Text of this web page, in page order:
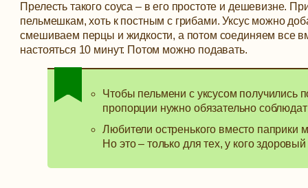
Прелесть такого соуса – в его простоте и дешевизне.
пельмешкам, хоть к постным с грибами. Уксус можно
смешиваем перцы и жидкости, а потом соединяем все
настояться 10 минут. Потом можно подавать.
Чтобы пельмени с уксусом
пропорции нужно обязательно
Любители остренького вместо паприки
Но это – только для тех, у кого